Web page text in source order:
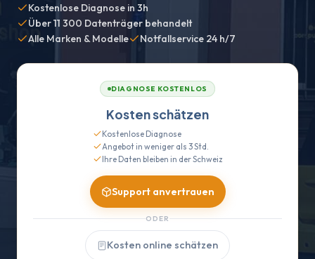
Kostenlose Diagnose in 3h
Über 11 300 Datenträger behandelt
Alle Marken & Modelle
Notfallservice 24 h/7
DIAGNOSE KOSTENLOS
Kosten schätzen
Kostenlose Diagnose
Angebot in weniger als 3 Std.
Ihre Daten bleiben in der Schweiz
Support anvertrauen
ODER
Kosten online schätzen